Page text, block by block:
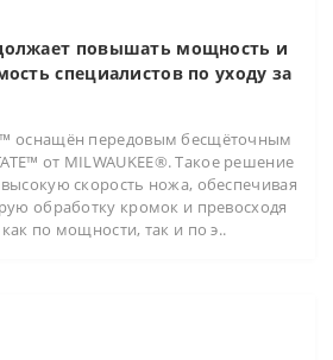
повышать мощность и
специалистов по уходу за
оснащён передовым бесщёточным
от MILWAUKEE®. Такое решение
скорость ножа, обеспечивая
обработку кромок и превосходя
по мощности, так и по э..